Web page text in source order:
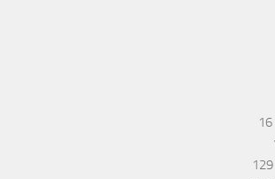
16
129